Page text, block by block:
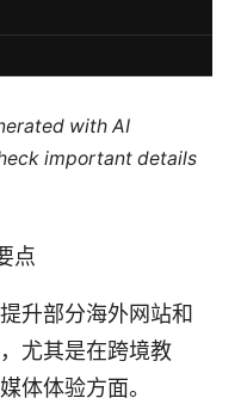
with AI
important details
点
升部分海外网站和
尤其是在跨境教
体体验方面。